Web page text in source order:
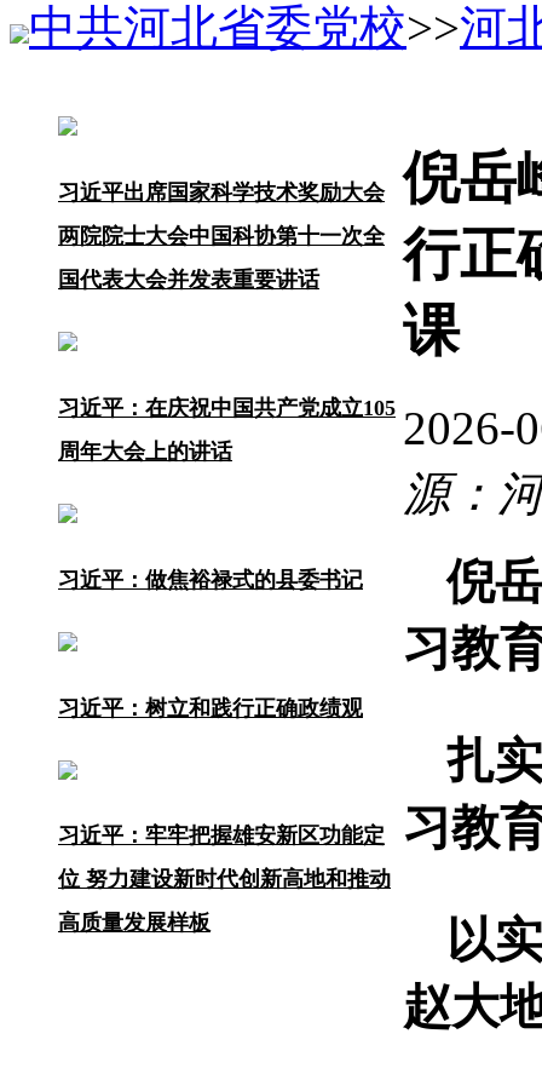
中共河北省委党校>>河
习近平出席国家科学技术奖励大会
两院院士大会中国科协第十一次全
国代表大会并发表重要讲话
习近平：在庆祝中国共产党成立105
周年大会上的讲话
习近平：做焦裕禄式的县委书记
习近平：树立和践行正确政绩观
习近平：牢牢把握雄安新区功能定
位 努力建设新时代创新高地和推动
高质量发展样板
倪岳
行正
课
源：
倪
习教
扎
习教
以
赵大